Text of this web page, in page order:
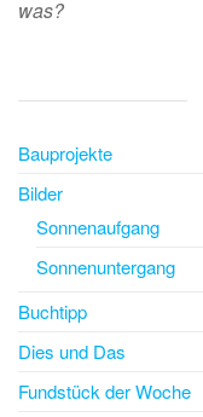
was?
Bauprojekte
Bilder
Sonnenaufgang
Sonnenuntergang
Buchtipp
Dies und Das
Fundstück der Woche